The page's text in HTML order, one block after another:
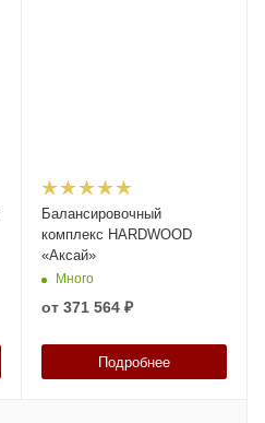
Балансировочный
комплекс HARDWOOD
«Аксай»
Много
от 371 564 ₽
Подробнее